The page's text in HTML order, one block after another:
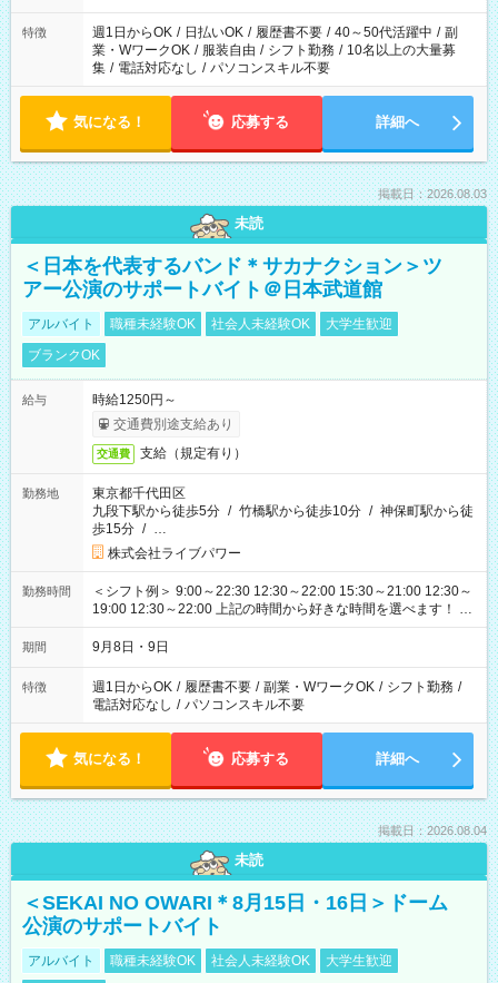
特徴 週1日からOK / 日払いOK / 履歴書不要 / 40～50代活躍中 / 副
業・WワークOK / 服装自由 / シフト勤務 / 10名以上の大量募
集 / 電話対応なし / パソコンスキル不要
気になる！ 応募する 詳細へ
掲載日：2026.08.03
未読
＜日本を代表するバンド＊サカナクション＞ツ
アー公演のサポートバイト＠日本武道館
アルバイト 職種未経験OK 社会人未経験OK
大学生歓迎
ブランクOK
給与
時給1250円～
交通費別途支給あり
交通費 支給（規定有り）
勤務地
東京都千代田区
九段下駅から徒歩5分 / 竹橋駅から徒歩10分 / 神保町駅から徒
歩15分 / …
株式会社ライブパワー
勤務時間
＜シフト例＞ 9:00～22:30 12:30～22:00 15:30～21:00 12:30～
19:00 12:30～22:00 上記の時間から好きな時間を選べます！ ※
時間は変更となる可能性があります
期間 9月8日・9日
特徴 週1日からOK / 履歴書不要 / 副業・WワークOK / シフト勤務 /
電話対応なし / パソコンスキル不要
気になる！ 応募する 詳細へ
掲載日：2026.08.04
未読
＜SEKAI NO OWARI＊8月15日・16日＞ドーム
公演のサポートバイト
アルバイト 職種未経験OK 社会人未経験OK
大学生歓迎